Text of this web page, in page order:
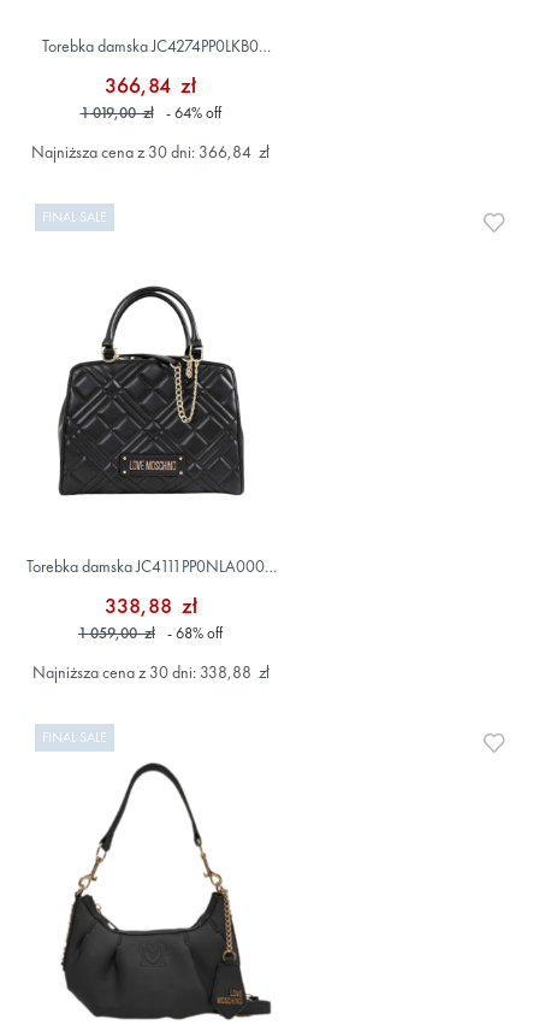
Torebka damska JC4274PP0LKB0
366,84 zł
1 019,00 zł - 64%off
Najniższa cena z 30 dni: 366,84 zł
FINAL SALE
Torebka damska JC4111PP0NLA0000
338,88 zł
1 059,00 zł - 68%off
Najniższa cena z 30 dni: 338,88 zł
FINAL SALE